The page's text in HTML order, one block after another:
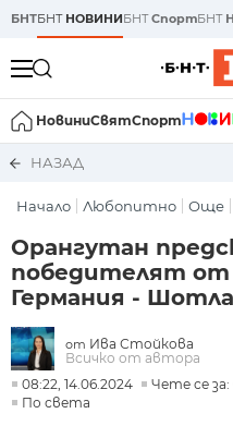
БНТБНТ НОВИНИБНТСпортБНТ
НовиниСвятСпорт
НАЗАД
Начало Любопитно Още
Орангутан
победителят от
Германия -
от Ива Стойкова
Всичко от автора
08:22, 14.06.2024
Чете се
По света